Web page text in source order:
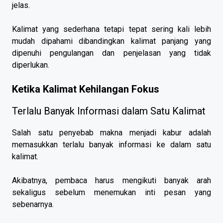
jelas.
Kalimat yang sederhana tetapi tepat sering kali lebih
mudah dipahami dibandingkan kalimat panjang yang
dipenuhi pengulangan dan penjelasan yang tidak
diperlukan.
Ketika Kalimat Kehilangan Fokus
Terlalu Banyak Informasi dalam Satu Kalimat
Salah satu penyebab makna menjadi kabur adalah
memasukkan terlalu banyak informasi ke dalam satu
kalimat.
Akibatnya, pembaca harus mengikuti banyak arah
sekaligus sebelum menemukan inti pesan yang
sebenarnya.